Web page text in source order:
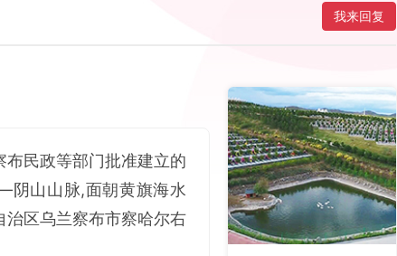
我来回复
民政等部门批准建立的
阴山山脉,面朝黄旗海水
区乌兰察布市察哈尔右